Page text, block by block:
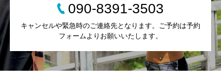
090-8391-3503
キャンセルや緊急時のご連絡先となります。ご予約は予約
フォームよりお願いいたします。